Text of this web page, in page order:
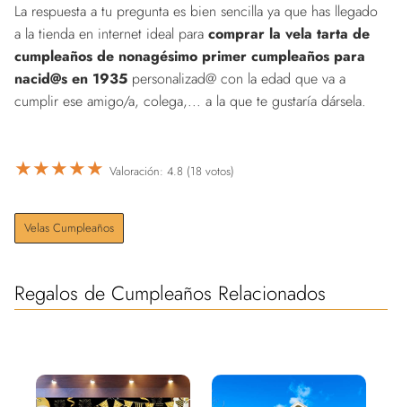
La respuesta a tu pregunta es bien sencilla ya que has llegado
a la tienda en internet ideal para comprar la vela tarta de
cumpleaños de nonagésimo primer cumpleaños para
nacid@s en 1935 personalizad@ con la edad que va a
cumplir ese amigo/a, colega,... a la que te gustaría dársela.
★★★★★ Valoración: 4.8 (18 votos)
Velas Cumpleaños
Regalos de Cumpleaños Relacionados